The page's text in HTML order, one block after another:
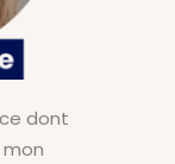
dont
mon